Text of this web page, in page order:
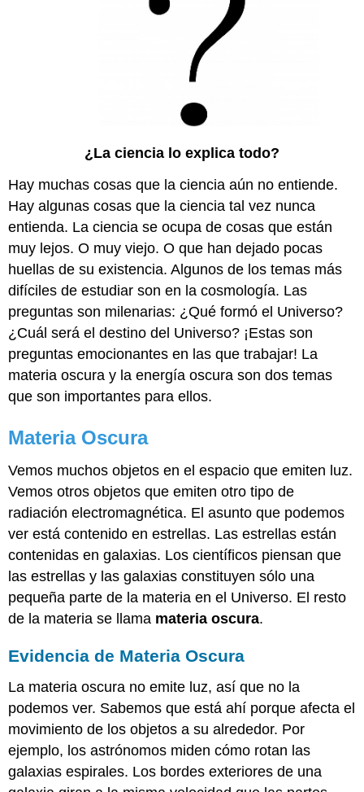
¿La ciencia lo explica todo?
Hay muchas cosas que la ciencia aún no entiende.
Hay algunas cosas que la ciencia tal vez nunca
entienda. La ciencia se ocupa de cosas que están
muy lejos. O muy viejo. O que han dejado pocas
huellas de su existencia. Algunos de los temas más
difíciles de estudiar son en la cosmología. Las
preguntas son milenarias: ¿Qué formó el Universo?
¿Cuál será el destino del Universo? ¡Estas son
preguntas emocionantes en las que trabajar! La
materia oscura y la energía oscura son dos temas
que son importantes para ellos.
Materia Oscura
Vemos muchos objetos en el espacio que emiten luz.
Vemos otros objetos que emiten otro tipo de
radiación electromagnética. El asunto que podemos
ver está contenido en estrellas. Las estrellas están
contenidas en galaxias. Los científicos piensan que
las estrellas y las galaxias constituyen sólo una
pequeña parte de la materia en el Universo. El resto
de la materia se llama materia oscura.
Evidencia de Materia Oscura
La materia oscura no emite luz, así que no la
podemos ver. Sabemos que está ahí porque afecta el
movimiento de los objetos a su alrededor. Por
ejemplo, los astrónomos miden cómo rotan las
galaxias espirales. Los bordes exteriores de una